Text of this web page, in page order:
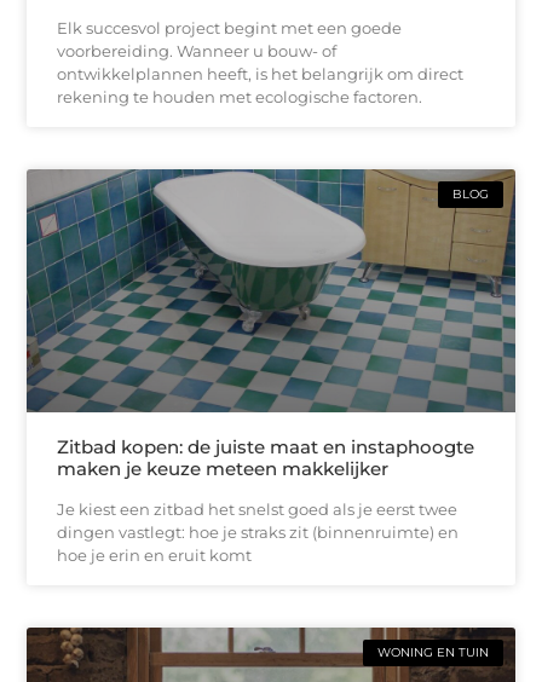
Elk succesvol project begint met een goede
voorbereiding. Wanneer u bouw- of
ontwikkelplannen heeft, is het belangrijk om direct
rekening te houden met ecologische factoren.
BLOG
Zitbad kopen: de juiste maat en instaphoogte
maken je keuze meteen makkelijker
Je kiest een zitbad het snelst goed als je eerst twee
dingen vastlegt: hoe je straks zit (binnenruimte) en
hoe je erin en eruit komt
WONING EN TUIN